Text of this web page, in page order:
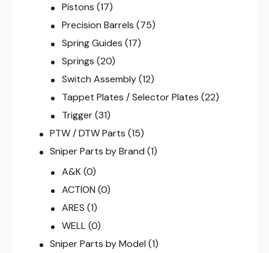
Pistons (17)
Precision Barrels (75)
Spring Guides (17)
Springs (20)
Switch Assembly (12)
Tappet Plates / Selector Plates (22)
Trigger (31)
PTW / DTW Parts (15)
Sniper Parts by Brand (1)
A&K (0)
ACTION (0)
ARES (1)
WELL (0)
Sniper Parts by Model (1)